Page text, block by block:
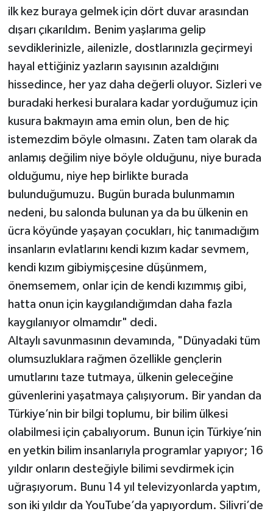
ilk kez buraya gelmek için dört duvar arasından
dışarı çıkarıldım. Benim yaşlarıma gelip
sevdiklerinizle, ailenizle, dostlarınızla geçirmeyi
hayal ettiğiniz yazların sayısının azaldığını
hissedince, her yaz daha değerli oluyor. Sizleri ve
buradaki herkesi buralara kadar yorduğumuz için
kusura bakmayın ama emin olun, ben de hiç
istemezdim böyle olmasını. Zaten tam olarak da
anlamış değilim niye böyle olduğunu, niye burada
olduğumu, niye hep birlikte burada
bulunduğumuzu. Bugün burada bulunmamın
nedeni, bu salonda bulunan ya da bu ülkenin en
ücra köyünde yaşayan çocukları, hiç tanımadığım
insanların evlatlarını kendi kızım kadar sevmem,
kendi kızım gibiymişçesine düşünmem,
önemsemem, onlar için de kendi kızımmış gibi,
hatta onun için kaygılandığımdan daha fazla
kaygılanıyor olmamdır" dedi.
Altaylı savunmasının devamında, "Dünyadaki tüm
olumsuzluklara rağmen özellikle gençlerin
umutlarını taze tutmaya, ülkenin geleceğine
güvenlerini yaşatmaya çalışıyorum. Bir yandan da
Türkiye’nin bir bilgi toplumu, bir bilim ülkesi
olabilmesi için çabalıyorum. Bunun için Türkiye’nin
en yetkin bilim insanlarıyla programlar yapıyor; 16
yıldır onların desteğiyle bilimi sevdirmek için
uğraşıyorum. Bunu 14 yıl televizyonlarda yaptım,
son iki yıldır da YouTube’da yapıyordum. Silivri’de